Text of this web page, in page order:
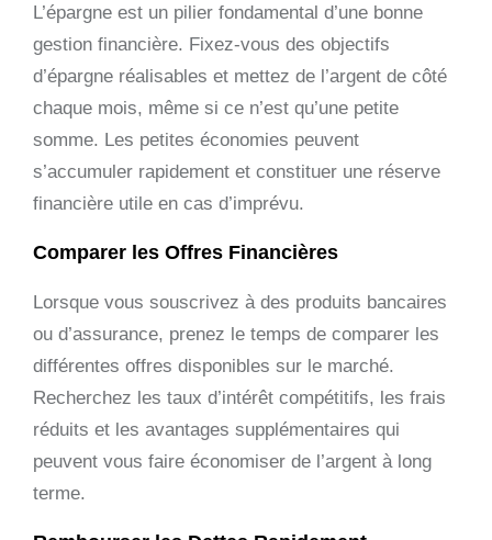
L’épargne est un pilier fondamental d’une bonne
gestion financière. Fixez-vous des objectifs
d’épargne réalisables et mettez de l’argent de côté
chaque mois, même si ce n’est qu’une petite
somme. Les petites économies peuvent
s’accumuler rapidement et constituer une réserve
financière utile en cas d’imprévu.
Comparer les Offres Financières
Lorsque vous souscrivez à des produits bancaires
ou d’assurance, prenez le temps de comparer les
différentes offres disponibles sur le marché.
Recherchez les taux d’intérêt compétitifs, les frais
réduits et les avantages supplémentaires qui
peuvent vous faire économiser de l’argent à long
terme.